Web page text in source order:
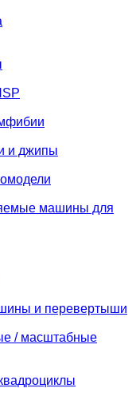
и джипы
машины для
и перевертыши
/ масштабные